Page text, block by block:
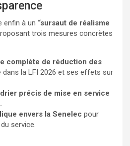
enfin à un “sursaut de réalisme
trois mesures concrètes
complète de réduction des
dans la LFI 2026 et ses effets sur
précis de mise en service
envers la Senelec pour
service.